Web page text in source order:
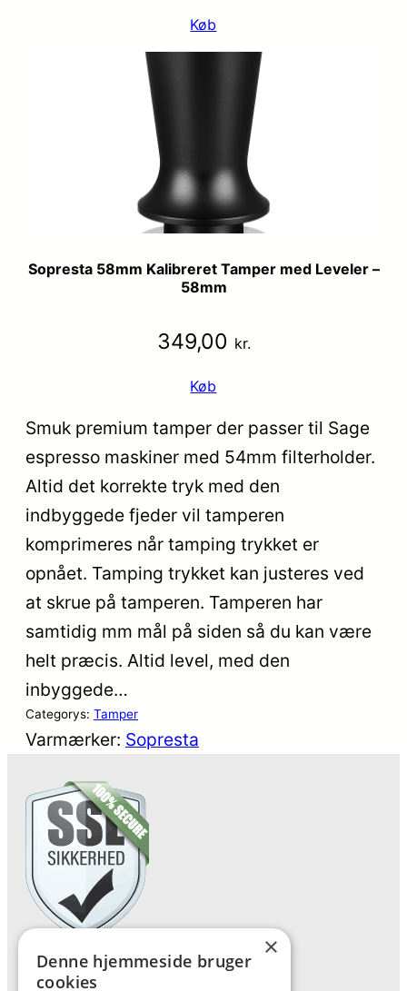
Køb
Sopresta 58mm Kalibreret Tamper med Leveler –
58mm
349,00 kr.
Køb
Smuk premium tamper der passer til Sage
espresso maskiner med 54mm filterholder.
Altid det korrekte tryk med den
indbyggede fjeder vil tamperen
komprimeres når tamping trykket er
opnået. Tamping trykket kan justeres ved
at skrue på tamperen. Tamperen har
samtidig mm mål på siden så du kan være
helt præcis. Altid level, med den
inbyggede…
Categorys: Tamper
Varmærker: Sopresta
Forside
×
Denne hjemmeside bruger
cookies